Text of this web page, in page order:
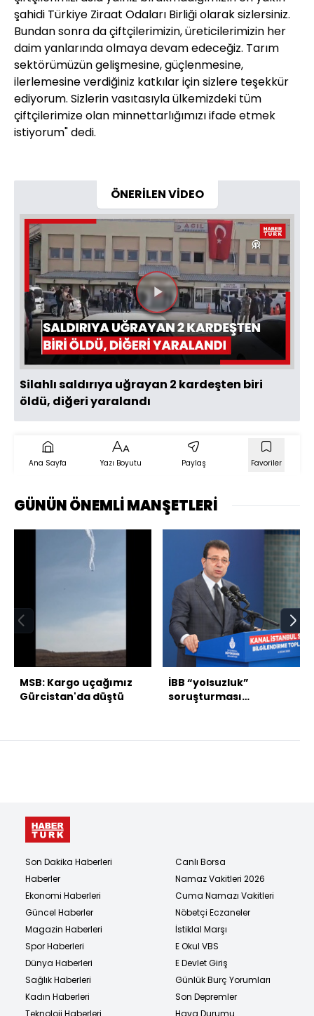
şahidi Türkiye Ziraat Odaları Birliği olarak sizlersiniz.
Bundan sonra da çiftçilerimizin, üreticilerimizin her
daim yanlarında olmaya devam edeceğiz. Tarım
sektörümüzün gelişmesine, güçlenmesine,
ilerlemesine verdiğiniz katkılar için sizlere teşekkür
ediyorum. Sizlerin vasıtasıyla ülkemizdeki tüm
çiftçilerimize olan minnettarlığımızı ifade etmek
istiyorum" dedi.
ÖNERİLEN VİDEO
Videoyu
Oynat
Silahlı saldırıya uğrayan 2 kardeşten biri
öldü, diğeri yaralandı
Ana Sayfa Yazı Boyutu Paylaş Favoriler
GÜNÜN ÖNEMLİ MANŞETLERİ
MSB: Kargo uçağımız
Gürcistan'da düştü
İBB “yolsuzluk”
soruşturması
Son Dakika Haberleri
Haberler
Ekonomi Haberleri
Güncel Haberler
Magazin Haberleri
Spor Haberleri
Dünya Haberleri
Sağlık Haberleri
Kadın Haberleri
Teknoloji Haberleri
Canlı Borsa
Namaz Vakitleri 2026
Cuma Namazı Vakitleri
Nöbetçi Eczaneler
İstiklal Marşı
E Okul VBS
E Devlet Giriş
Günlük Burç Yorumları
Son Depremler
Hava Durumu